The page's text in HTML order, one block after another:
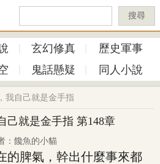
搜尋
玄幻修真
歷史軍事
鬼話懸疑 同人小說
我自己就是金手指
己就是金手指 第148章
：饞魚的小貓
脾氣，幹出什麼事來都